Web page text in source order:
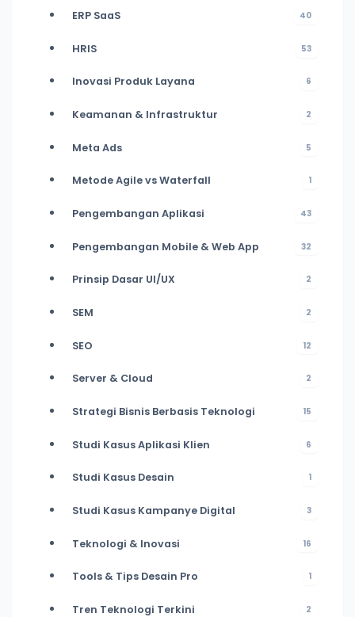
ERP SaaS 40
HRIS 53
Inovasi Produk Layana 6
Keamanan & Infrastruktur 2
Meta Ads 5
Metode Agile vs Waterfall 1
Pengembangan Aplikasi 43
Pengembangan Mobile & Web App 32
Prinsip Dasar UI/UX 2
SEM 2
SEO 12
Server & Cloud 2
Strategi Bisnis Berbasis Teknologi 15
Studi Kasus Aplikasi Klien 6
Studi Kasus Desain 1
Studi Kasus Kampanye Digital 3
Teknologi & Inovasi 16
Tools & Tips Desain Pro 1
Tren Teknologi Terkini 2